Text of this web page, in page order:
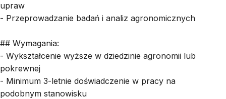
upraw
- Przeprowadzanie badań i analiz agronomicznych
## Wymagania:
- Wykształcenie wyższe w dziedzinie agronomii lub
pokrewnej
- Minimum 3-letnie doświadczenie w pracy na
podobnym stanowisku